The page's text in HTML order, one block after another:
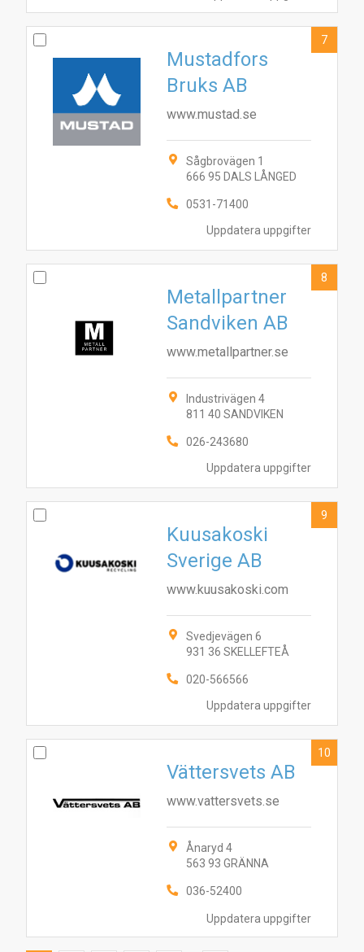
Uppdatera uppgifter
Mustadfors
Bruks AB
www.mustad.se
Sågbrovägen 1
666 95 DALS LÅNGED
0531-71400
7
Uppdatera uppgifter
Metallpartner
Sandviken AB
www.metallpartner.se
Industrivägen 4
811 40 SANDVIKEN
026-243680
8
Uppdatera uppgifter
Kuusakoski
Sverige AB
www.kuusakoski.com
Svedjevägen 6
931 36 SKELLEFTEÅ
020-566566
9
Uppdatera uppgifter
Vättersvets AB
www.vattersvets.se
Ånaryd 4
563 93 GRÄNNA
036-52400
10